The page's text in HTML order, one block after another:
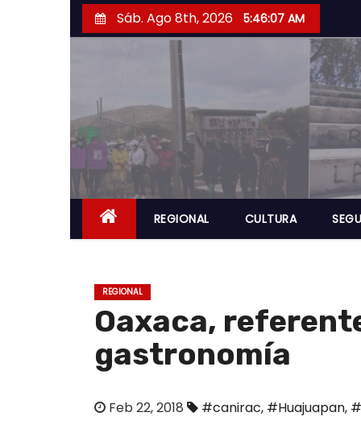
a
r
a
l
n
Sáb. Ago 8th, 2026 5:46:08 AM
REGIONAL CULTURA
REGIONAL
Oaxaca,
gastronomía
Feb 22, 2018 #canirac, #Huajuapan,